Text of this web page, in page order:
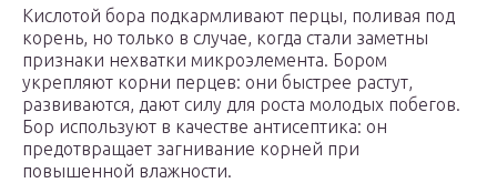
Кислотой бора подкармливают перцы, поливая под
корень, но только в случае, когда стали заметны
признаки нехватки микроэлемента. Бором
укрепляют корни перцев: они быстрее растут,
развиваются, дают силу для роста молодых побегов.
Бор используют в качестве антисептика: он
предотвращает загнивание корней при
повышенной влажности.